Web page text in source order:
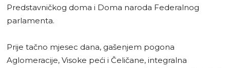
Predstavničkog doma i Doma naroda Federalnog
parlamenta.
Prije tačno mjesec dana, gašenjem pogona
Aglomeracije, Visoke peći i Čeličane, integralna